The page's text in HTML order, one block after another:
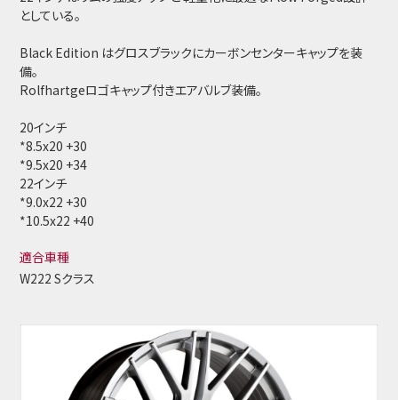
としている。
Black Edition はグロスブラックにカーボンセンターキャップを装
備。
Rolfhartgeロゴキャップ付きエアバルブ装備。
20インチ
*8.5x20 +30
*9.5x20 +34
22インチ
*9.0x22 +30
*10.5x22 +40
適合車種
W222 Sクラス